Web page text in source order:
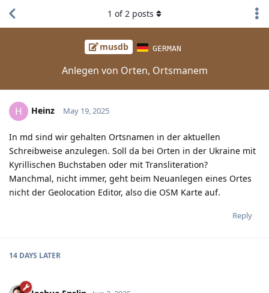
musdb GERMAN
Anlegen von Orten, Ortsmanem
1 of2 posts
H Heinz May 19, 2025
In md sind wir gehalten Ortsnamen in der aktuellen
Schreibweise anzulegen. Soll da bei Orten in der Ukraine mit
Kyrillischen Buchstaben oder mit Transliteration?
Manchmal, nicht immer, geht beim Neuanlegen eines Ortes
nicht der Geolocation Editor, also die OSM Karte auf.
Reply
14 DAYS LATER